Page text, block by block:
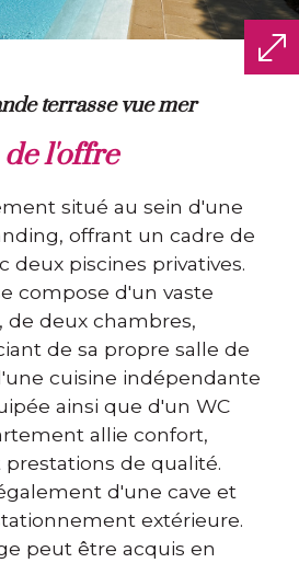
terrasse vue mer
de l'offre
situé au sein d'une
offrant un cadre de
deux piscines privatives.
compose d'un vaste
de deux chambres,
de sa propre salle de
cuisine indépendante
ainsi que d'un WC
allie confort,
de qualité.
d'une cave et
extérieure.
peut être acquis en